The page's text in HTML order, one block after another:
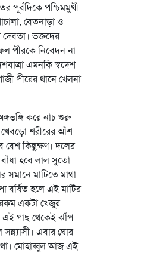
পূর্বদিকে পশ্চিমমুখী
বেতনাড়া ও
ভক্তদের
পীরকে নিবেদন না
এমনকি স্বদেশ
পীরের থানে খেলনা
করে নাচ শুরু
খেবড়ো শরীরের আঁশ
বেশ কিছুক্ষণ। দলের
বাঁধা হবে লাল সুতো
সমানে মাটিতে মাথা
বর্ষিত হলে এই মাটির
একটা খেজুর
এই গাছ থেকেই ঝাঁপ
এবার ঘোর
মোহাব্বুল আজ এই